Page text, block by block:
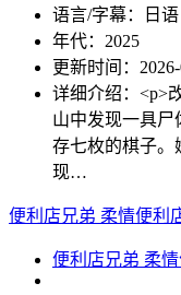
语言/字幕：
日语
年代： 2025
更新时间：
详细介绍： <p>
山中发现一具尸
存七枚的棋子。
现…
便利店兄弟 柔情便利
便利店兄弟 柔